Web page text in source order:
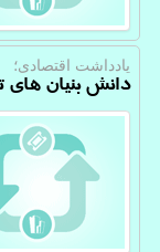
یادداشت اقتصادی؛
دانش بنیان